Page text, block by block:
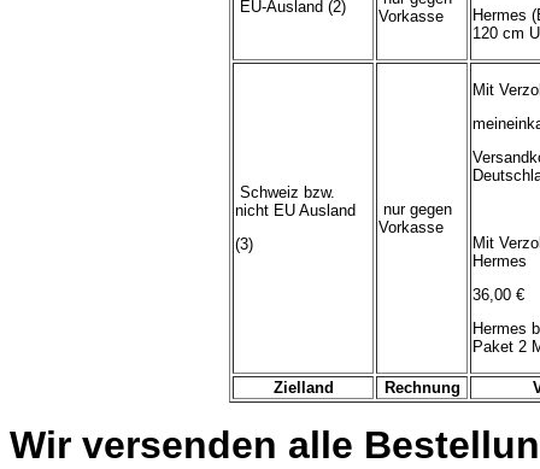
Zielland Rechnung
EU-Ausland (2)
Vorkasse
Hermes
120 cm
Schweiz bzw.
nicht EU Ausland
(3)
nur gegen
Vorkasse
Mit
Mit
Hermes
36,00 €
Hermes
Paket 2
Wir versenden alle